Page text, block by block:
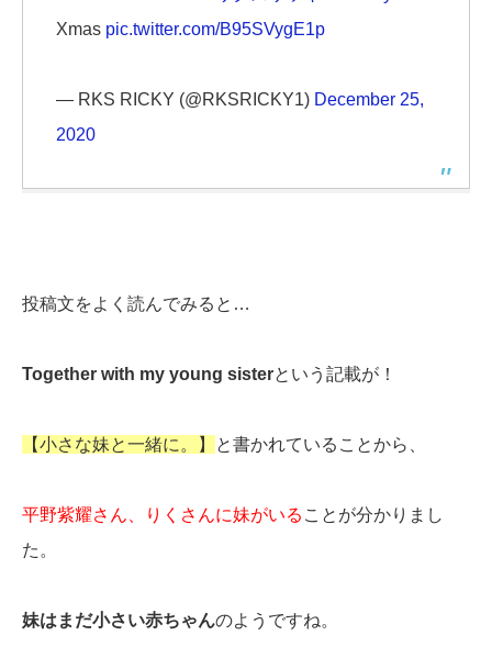
Xmas pic.twitter.com/B95SVygE1p
— RKS RICKY (@RKSRICKY1) December 25,
2020
投稿文をよく読んでみると…
Together with my young sisterという記載が！
【小さな妹と一緒に。】 と書かれていることから、
平野紫耀さん、りくさんに妹がいる ことが分かりまし
た。
妹はまだ小さい赤ちゃんのようですね。